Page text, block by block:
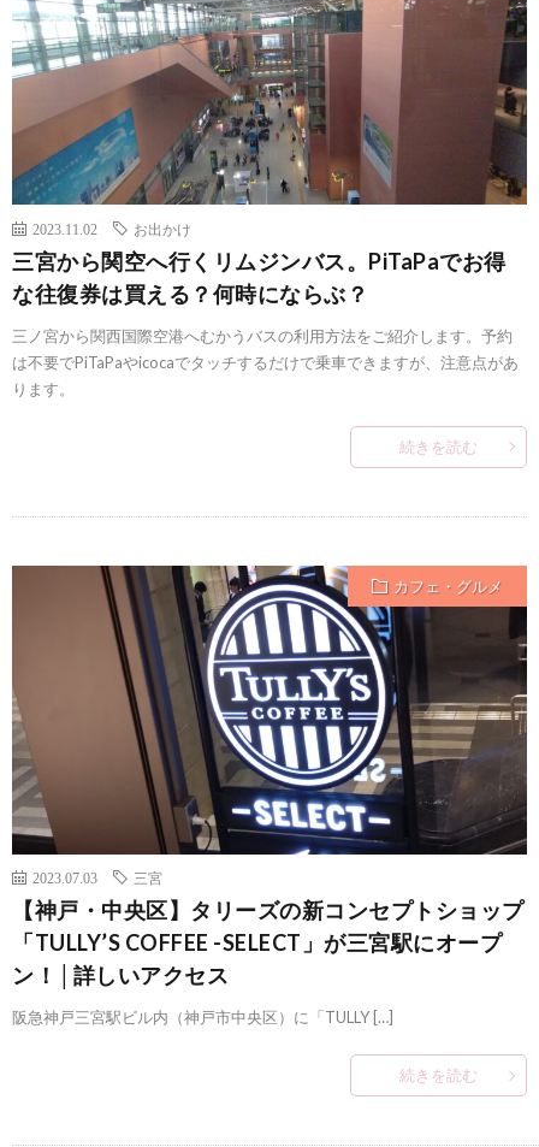
2023.11.02 お出かけ
三宮から関空へ行くリムジンバス。PiTaPaでお得
な往復券は買える？何時にならぶ？
三ノ宮から関西国際空港へむかうバスの利用方法をご紹介します。予約
は不要でPiTaPaやicocaでタッチするだけで乗車できますが、注意点があ
ります。
続きを読む
カフェ・グルメ
2023.07.03 三宮
【神戸・中央区】タリーズの新コンセプトショップ
「TULLY’S COFFEE -SELECT」が三宮駅にオープ
ン！│詳しいアクセス
阪急神戸三宮駅ビル内（神戸市中央区）に「TULLY […]
続きを読む